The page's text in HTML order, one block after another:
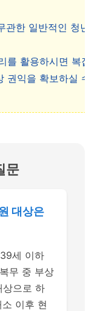
관한 일반적인 청년
를 활용하시면 복잡한
권익을 확보하실 수
문
대상은
세 이하
무 중 부상
상으로 하
이후 현